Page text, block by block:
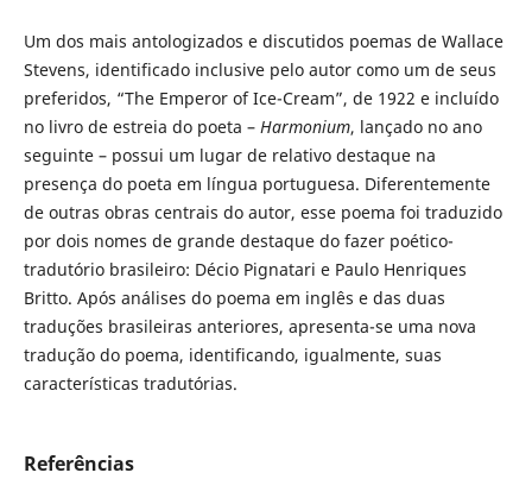
Um dos mais antologizados e discutidos poemas de Wallace
Stevens, identificado inclusive pelo autor como um de seus
preferidos, “The Emperor of Ice-Cream”, de 1922 e incluído
no livro de estreia do poeta – Harmonium, lançado no ano
seguinte – possui um lugar de relativo destaque na
presença do poeta em língua portuguesa. Diferentemente
de outras obras centrais do autor, esse poema foi traduzido
por dois nomes de grande destaque do fazer poético-
tradutório brasileiro: Décio Pignatari e Paulo Henriques
Britto. Após análises do poema em inglês e das duas
traduções brasileiras anteriores, apresenta-se uma nova
tradução do poema, identificando, igualmente, suas
características tradutórias.
Referências